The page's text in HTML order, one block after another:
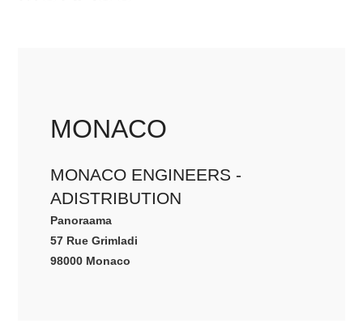
MONACO
MONACO ENGINEERS -
ADISTRIBUTION
Panoraama
57 Rue Grimladi
98000 Monaco